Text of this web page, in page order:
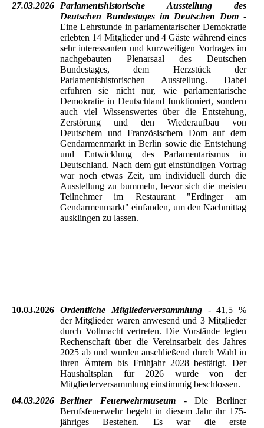
27.03.2026
Parlamentshistorische Ausstellung des
Deutschen Bundestages im Deutschen Dom -
Eine Lehrstunde in parlamentarischer Demokratie
erlebten 14 Mitglieder und 4 Gäste während eines
sehr interessanten und kurzweiligen Vortrages im
nachgebauten Plenarsaal des Deutschen
Bundestages, dem Herzstück der
Parlamentshistorischen Ausstellung. Dabei
erfuhren sie nicht nur, wie parlamentarische
Demokratie in Deutschland funktioniert, sondern
auch viel Wissenswertes über die Entstehung,
Zerstörung und den Wiederaufbau von
Deutschem und Französischem Dom auf dem
Gendarmenmarkt in Berlin sowie die Entstehung
und Entwicklung des Parlamentarismus in
Deutschland. Nach dem gut einstündigen Vortrag
war noch etwas Zeit, um individuell durch die
Ausstellung zu bummeln, bevor sich die meisten
Teilnehmer im Restaurant "Erdinger am
Gendarmenmarkt" einfanden, um den Nachmittag
ausklingen zu lassen.
10.03.2026 Ordentliche Mitgliederversammlung- 41,5 %
der Mitglieder waren anwesend und 3 Mitglieder
durch Vollmacht vertreten. Die Vorstände legten
Rechenschaft über die Vereinsarbeit des Jahres
2025 ab und wurden anschließend durch Wahl in
ihren Ämtern bis Frühjahr 2028 bestätigt. Der
Haushaltsplan für 2026 wurde von der
Mitgliederversammlung einstimmig beschlossen.
04.03.2026
Berliner Feuerwehrmuseum
- Die Berliner
Berufsfeuerwehr begeht in diesem Jahr ihr 175-
jähriges Bestehen. Es war die erste